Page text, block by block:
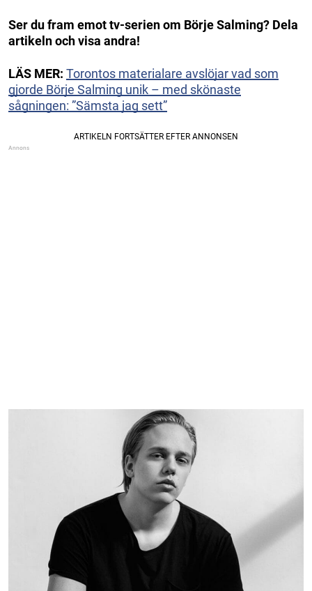
Ser du fram emot tv-serien om Börje Salming? Dela
artikeln och visa andra!
LÄS MER: Torontos materialare avslöjar vad som
gjorde Börje Salming unik – med skönaste
sågningen: ”Sämsta jag sett”